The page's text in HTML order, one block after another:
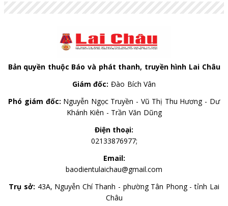
Bản quyền thuộc Báo và phát thanh, truyền hình Lai Châu
Giám đốc: Đào Bích Vân
Phó giám đốc: Nguyễn Ngọc Truyền - Vũ Thị Thu Hương - Dư
Khánh Kiên - Trần Văn Dũng
Điện thoại:
02133876977;
Email:
baodientulaichau@gmail.com
Trụ sở: 43A, Nguyễn Chí Thanh - phường Tân Phong - tỉnh Lai
Châu